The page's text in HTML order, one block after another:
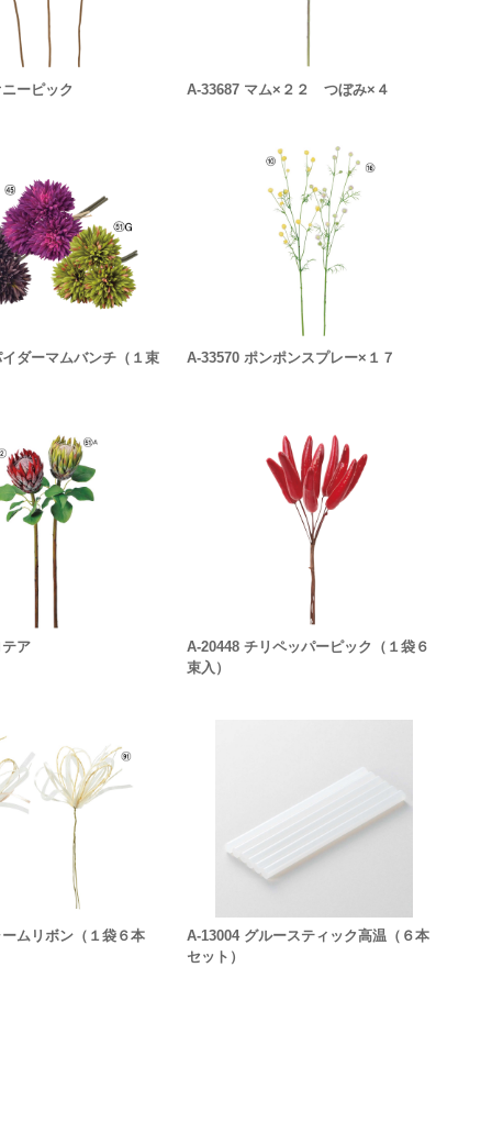
ーピック A-33687 マム×２２ つぼみ×４
ダーマムバンチ（１束 A-33570 ポンポンスプレー×１７
ア
A-20448 チリペッパーピック（１袋６
束入）
ムリボン（１袋６本
A-13004 グルースティック高温（６本
セット）